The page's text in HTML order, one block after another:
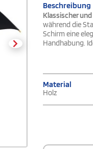
Beschreibung
Klassischer
während die
Schirm eine
Handhabung.
Material
Holz